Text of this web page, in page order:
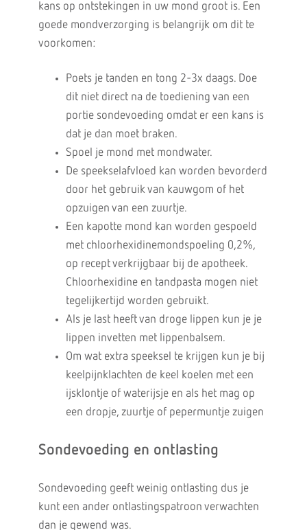
kans op ontstekingen in uw mond groot is. Een
goede mondverzorging is belangrijk om dit te
voorkomen:
Poets je tanden en tong 2-3x daags. Doe
dit niet direct na de toediening van een
portie sondevoeding omdat er een kans is
dat je dan moet braken.
Spoel je mond met mondwater.
De speekselafvloed kan worden bevorderd
door het gebruik van kauwgom of het
opzuigen van een zuurtje.
Een kapotte mond kan worden gespoeld
met chloorhexidinemondspoeling 0,2%,
op recept verkrijgbaar bij de apotheek.
Chloorhexidine en tandpasta mogen niet
tegelijkertijd worden gebruikt.
Als je last heeft van droge lippen kun je je
lippen invetten met lippenbalsem.
Om wat extra speeksel te krijgen kun je bij
keelpijnklachten de keel koelen met een
ijsklontje of waterijsje en als het mag op
een dropje, zuurtje of pepermuntje zuigen
Sondevoeding en ontlasting
Sondevoeding geeft weinig ontlasting dus je
kunt een ander ontlastingspatroon verwachten
dan je gewend was.